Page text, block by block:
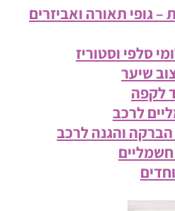
– גופי תאורה ואביזרים
סלפי וסטוריז
שיער
לקפה
לרכב
הברקה והגנה לרכב
חשמליים